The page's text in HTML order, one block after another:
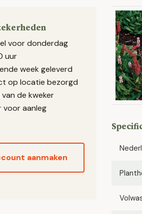
voor donderdag
uur
week geleverd
op locatie bezorgd
van de kweker
voor aanleg
aanmaken